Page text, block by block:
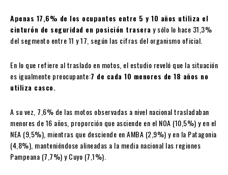
Apenas 17,6% de los ocupantes entre 5 y 10 años utiliza el
cinturón de seguridad en posición traseray sólo lo hace 31,3%
del segmento entre 11 y 17, según las cifras del organismo oficial.
En lo que refiere al traslado en motos, el estudio reveló que la situación
es igualmente preocupante:7 de cada 10 menores de 18 años no
utiliza casco.
A su vez, 7,6% de las motos observadas a nivel nacional trasladaban
menores de 16 años, proporción que asciende en el NOA (10,5%) y en el
NEA (9,5%), mientras que desciende en AMBA (2,9%) y en la Patagonia
(4,8%), manteniéndose alineadas a la media nacional las regiones
Pampeana (7,7%) y Cuyo (7,1%).